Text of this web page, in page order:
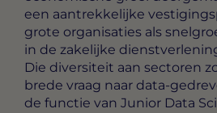
een aantrekkelijke
grote organisaties als
in de zakelijke
Die diversiteit aan sectoren
brede vraag naar data-
de functie van Junior Data